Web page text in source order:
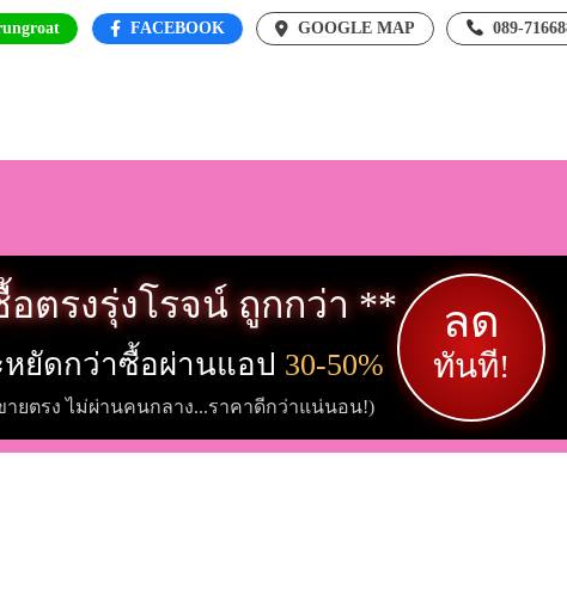
FACEBOOK GOOGLE MAP 089-
ตรงรุ่งโรจน์ ถูกกว่า **
หยัดกว่าซื้อผ่านแอป 30-50%
ายตรง ไม่ผ่านคนกลาง...ราคาดีกว่าแน่นอน!)
ลด
ทันที!